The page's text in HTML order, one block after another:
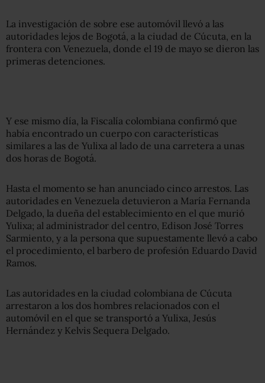
La investigación de sobre ese automóvil llevó a las
autoridades lejos de Bogotá, a la ciudad de Cúcuta, en la
frontera con Venezuela, donde el 19 de mayo se dieron las
primeras detenciones.
Y ese mismo día, la Fiscalía colombiana confirmó que
había encontrado un cuerpo con características
similares a las de Yulixa al lado de una carretera a unas
dos horas de Bogotá.
Hasta el momento se han anunciado cinco arrestos. Las
autoridades en Venezuela detuvieron a María Fernanda
Delgado, la dueña del establecimiento en el que murió
Yulixa; al administrador del centro, Edison José Torres
Sarmiento, y a la persona que supuestamente llevó a cabo
el procedimiento, el barbero de profesión Eduardo David
Ramos.
Las autoridades en la ciudad colombiana de Cúcuta
arrestaron a los dos hombres relacionados con el
automóvil en el que se transportó a Yulixa, Jesús
Hernández y Kelvis Sequera Delgado.